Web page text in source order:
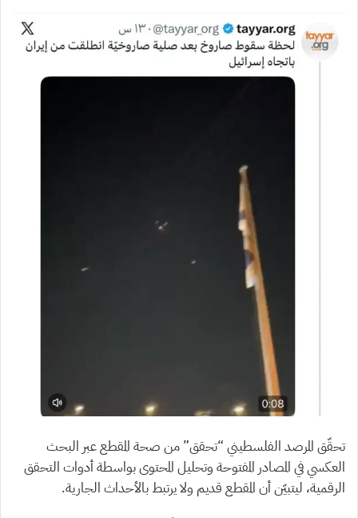
تحقّق المرصد الفلسطيني “تحقق” من صحة المقطع عبر البحث
العكسي في المصادر المفتوحة وتحليل المحتوى بواسطة أدوات التحقق
الرقمية، ليتبيّن أن المقطع قديم ولا يرتبط بالأحداث الجارية.